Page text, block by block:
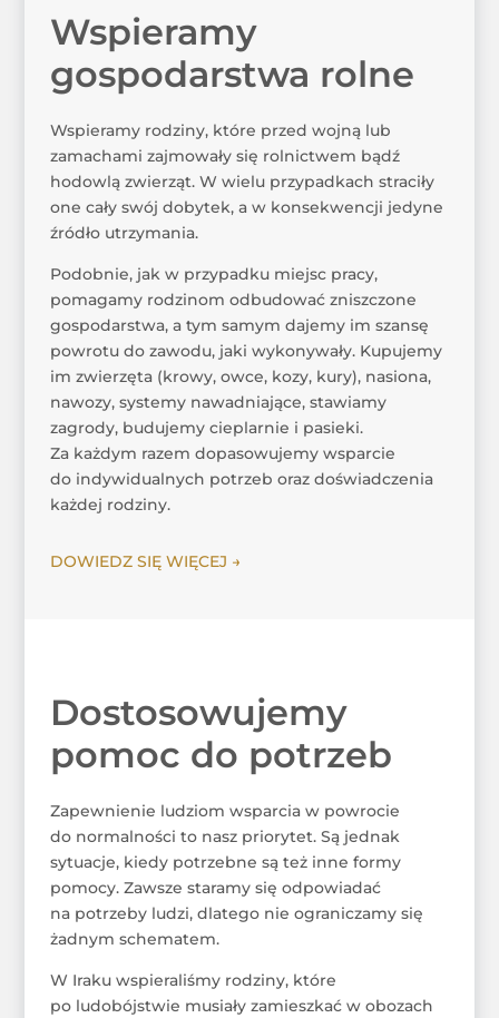
Wspieramy
gospodarstwa rolne
Wspieramy rodziny, które przed wojną lub
zamachami zajmowały się rolnictwem bądź
hodowlą zwierząt. W wielu przypadkach straciły
one cały swój dobytek, a w konsekwencji jedyne
źródło utrzymania.
Podobnie, jak w przypadku miejsc pracy,
pomagamy rodzinom odbudować zniszczone
gospodarstwa, a tym samym dajemy im szansę
powrotu do zawodu, jaki wykonywały. Kupujemy
im zwierzęta (krowy, owce, kozy, kury), nasiona,
nawozy, systemy nawadniające, stawiamy
zagrody, budujemy cieplarnie i pasieki.
Za każdym razem dopasowujemy wsparcie
do indywidualnych potrzeb oraz doświadczenia
każdej rodziny.
DOWIEDZ SIĘ WIĘCEJ →
Dostosowujemy
pomoc do potrzeb
Zapewnienie ludziom wsparcia w powrocie
do normalności to nasz priorytet. Są jednak
sytuacje, kiedy potrzebne są też inne formy
pomocy. Zawsze staramy się odpowiadać
na potrzeby ludzi, dlatego nie ograniczamy się
żadnym schematem.
W Iraku wspieraliśmy rodziny, które
po ludobójstwie musiały zamieszkać w obozach